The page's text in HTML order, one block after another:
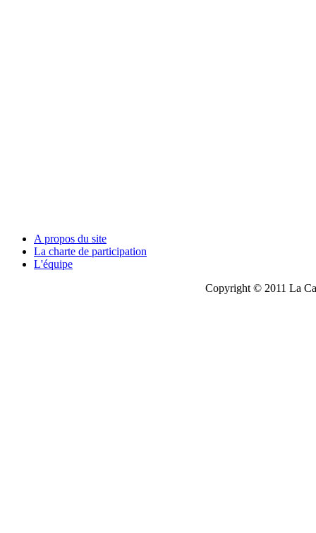
A propos du site
La charte de participation
L'équipe
Copyright © 2011 La